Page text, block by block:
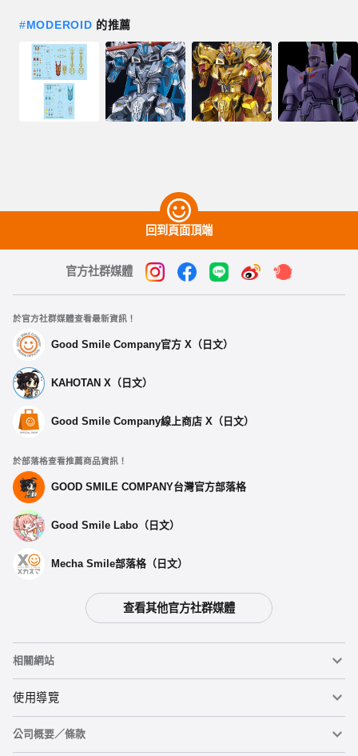
#MODEROID 的推薦
回到頁面頂端
官方社群媒體
於官方社群媒體查看最新資訊！
Good Smile Company官方 X（日文）
KAHOTAN X（日文）
Good Smile Company線上商店 X（日文）
於部落格查看推薦商品資訊！
GOOD SMILE COMPANY台灣官方部落格
Good Smile Labo（日文）
Mecha Smile部落格（日文）
查看其他官方社群媒體
相關網站
黏土人
黏土人臉部製造機（英文）
使用導覽
重要公告
公司概要／條款